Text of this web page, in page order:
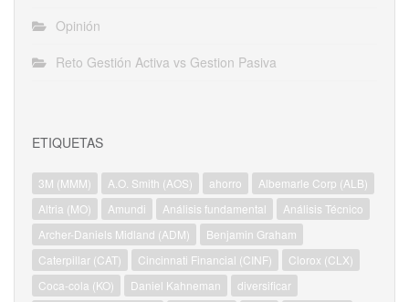
Opinión
Reto Gestión Activa vs Gestion Pasiva
ETIQUETAS
3M (MMM) A.O. Smith (AOS) ahorro
Albemarle Corp (ALB)
Altria (MO)
Amundi Análisis fundamental
Análisis Técnico
Archer-Daniels Midland (ADM)
Benjamin Graham
Caterpillar (CAT)
Cincinnati Financial (CINF)
Clorox (CLX)
Coca-cola (KO)
Daniel Kahneman
diversificar